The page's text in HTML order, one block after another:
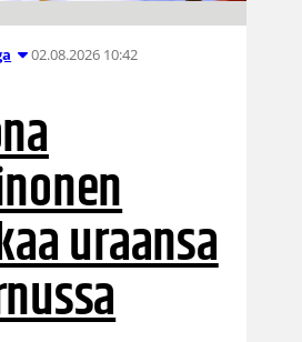
02.08.2026 10:42
uraansa